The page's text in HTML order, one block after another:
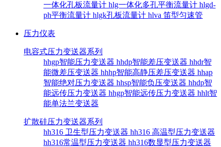
一体化孔板流量计 hlg一体化多孔平衡流量计 hlgd-
ph平衡流量计 hlgk孔板流量计 hlva 笛型匀速管
压力仪表
电容式压力变送器系列
hhgp智能压力变送器 hhdp智能差压变送器 hhdr智
能微差压变送器 hhhp智能高静压差压变送器 hhap
智能绝对压力变送器 hhsp智能负压变送器 hhdp智
能远传压力变送器 hhgp智能远传压力变送器 hhlt智
能单法兰变送器
扩散硅压力变送器系列
hh316 卫生型压力变送器 hh316 高温型压力变送器
hh316常温型压力变送器 hh316数显型压力变送器